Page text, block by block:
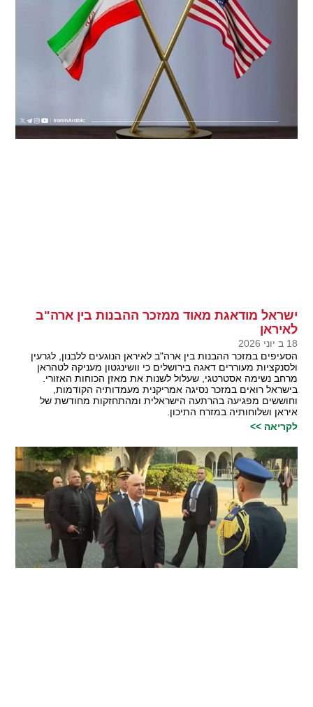
ישראל מודאגת מאוד ממזכר ההבנות בין ארה"ב
לאיראן
18 ב יוני 2026
הסעיפים במזכר ההבנות בין ארה"ב לאיראן הנוגעים ללבנון, לגרעין
ולסנקציות מעוררים דאגה בירושלים כי וושינגטון מעניקה לטהראן
מרחב נשימה אסטרטגי, שעלול לשנות את מאזן הכוחות האזורי.
בישראל רואים במזכר נסיגה אמריקנית מעמדותיה הקודמות,
וחוששים מפגיעה בהרתעה הישראלית ומהתחזקות מחודשת של
איראן ושלוחותיה במזרח התיכון.
לקריאה >>